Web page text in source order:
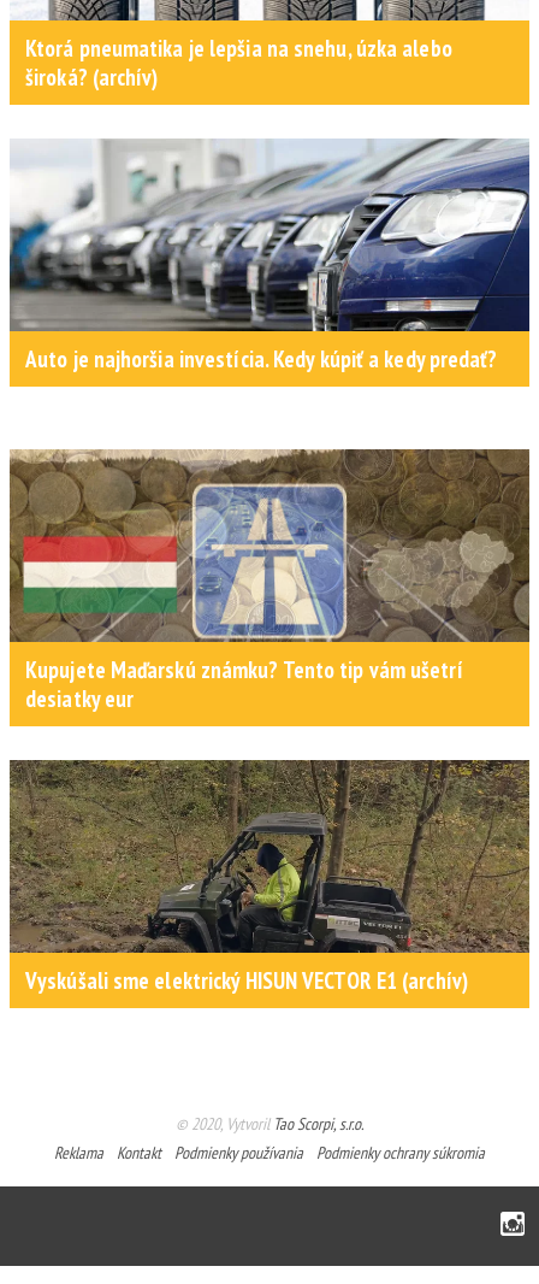
Ktorá pneumatika je lepšia na snehu, úzka alebo
široká? (archív)
Auto je najhoršia investícia. Kedy kúpiť a kedy predať?
Kupujete Maďarskú známku? Tento tip vám ušetrí
desiatky eur
Vyskúšali sme elektrický HISUN VECTOR E1 (archív)
© 2020, Vytvoril Tao Scorpi, s.r.o.
Reklama
Kontakt Podmienky používania Podmienky ochrany súkromia
Instagram